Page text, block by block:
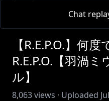
Chat
【R.E.P.O.】何
R.E.P.O.【羽渦
ル】
8,063views · Uploaded